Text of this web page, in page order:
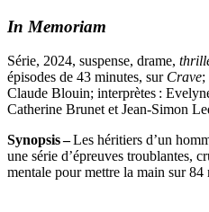
In Memoriam
Série, 2024, suspense, drame,
épisodes de 43 minutes, sur Crave;
Claude Blouin; interprètes :
Catherine Brunet et Jean-Simon
Synopsis –Les héritiers d’un
une série d’épreuves troublantes,
mentale pour mettre la main sur